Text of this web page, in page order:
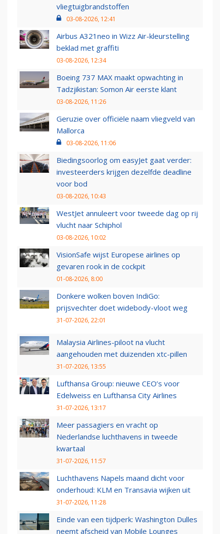
vliegtuigbrandstoffen
03-08-2026, 12:41
Airbus A321neo in Wizz Air-kleurstelling
beklad met graffiti
03-08-2026, 12:34
Boeing 737 MAX maakt opwachting in
Tadzjikistan: Somon Air eerste klant
03-08-2026, 11:26
Geruzie over officiële naam vliegveld van
Mallorca
03-08-2026, 11:06
Biedingsoorlog om easyJet gaat verder:
investeerders krijgen dezelfde deadline
voor bod
03-08-2026, 10:43
WestJet annuleert voor tweede dag op rij
vlucht naar Schiphol
03-08-2026, 10:02
VisionSafe wijst Europese airlines op
gevaren rook in de cockpit
01-08-2026, 8:00
Donkere wolken boven IndiGo:
prijsvechter doet widebody-vloot weg
31-07-2026, 22:01
Malaysia Airlines-piloot na vlucht
aangehouden met duizenden xtc-pillen
31-07-2026, 13:55
Lufthansa Group: nieuwe CEO’s voor
Edelweiss en Lufthansa City Airlines
31-07-2026, 13:17
Meer passagiers en vracht op
Nederlandse luchthavens in tweede
kwartaal
31-07-2026, 11:57
Luchthavens Napels maand dicht voor
onderhoud: KLM en Transavia wijken uit
31-07-2026, 11:28
Einde van een tijdperk: Washington Dulles
neemt afscheid van Mobile Lounges